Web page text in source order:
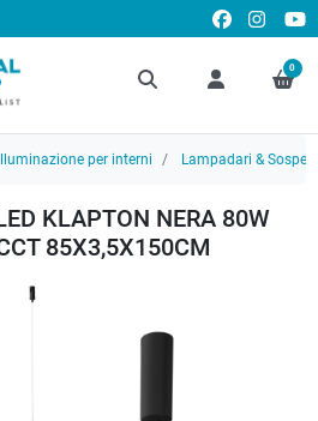
0
Illuminazione per interni Lampadari &
KLAPTON NERA 80W
85X3,5X150CM